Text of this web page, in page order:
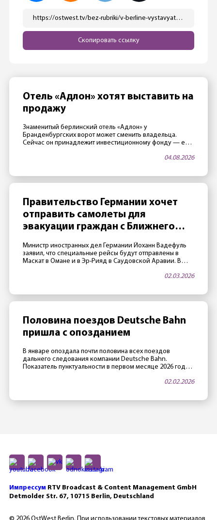
https://ostwest.tv/bez-rubriki/v-berline-vystavyat-podbityj-rossijskij-tank/
Скопировать ссылку
Отель «Адлон» хотят выставить на
продажу
Знаменитый берлинский отель «Адлон» у
Бранденбургских ворот может сменить владельца.
Сейчас он принадлежит инвестиционному фонду — его
хотят продать отель. Не последнюю роль играет и
закрытый фонд Fundus-Fund 31. По данным издания
04.08.2026
Правительство Германии хочет
отправить самолеты для
эвакуации граждан с Ближнего
Министр иностранных дел Германии Йоханн Вадефуль
заявил, что специальные рейсы будут отправлены в
Маскат в Омане и в Эр-Рияд в Саудовской Аравии. В
авиакомпания Lufthansa в переговорах с МИД Германии
зарегистрироваться на антикризисном портале ELEFAND
02.03.2026
Половина поездов Deutsche Bahn
пришла с опозданием
В январе опоздала почти половина всех поездов
дальнего следования компании Deutsche Bahn.
Показатель пунктуальности в первом месяце 2026 года
При этом в DB «пунктуальным» считается поезд, который
02.02.2026
Импрессум RTV Broadcast & Content Management GmbH
Detmolder Str. 67, 10715 Berlin, Deutschland